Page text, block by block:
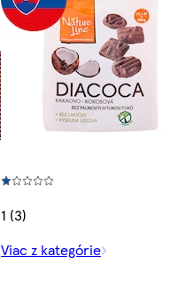
1 (3)
Viac z kategórie